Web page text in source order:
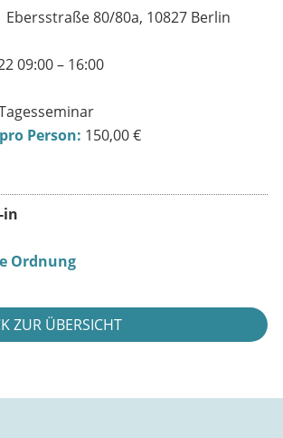
Ebersstraße 80/80a, 10827 Berlin
09:00 – 16:00
Person: 150,00 €
in
Ordnung
ZUR ÜBERSICHT